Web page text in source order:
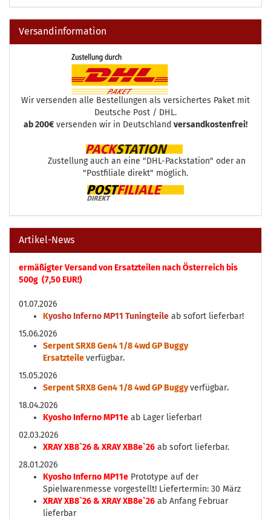
Versandinformation
Wir versenden alle Bestellungen als versichertes Paket mit
Deutsche Post / DHL.
ab 200€ versenden wir in Deutschland versandkostenfrei!
Zustellung auch an eine "DHL-Packstation" oder an
"Postfiliale direkt" möglich.
Artikel-News
ermäßigter Versand von Ersatzteilen nach Österreich bis
500g (7,50 EUR!)
01.07.2026
Kyosho Inferno MP11 Tuningteile ab sofort lieferbar!
15.06.2026
Serpent SRX8 Gen4 1/8 4wd GP Buggy
Ersatzteileverfügbar.
15.05.2026
Serpent SRX8 Gen4 1/8 4wd GP Buggyverfügbar.
18.04.2026
Kyosho Inferno MP11e ab Lager lieferbar!
02.03.2026
XRAY XB8`26 & XRAY XB8e`26 ab sofort lieferbar.
28.01.2026
Kyosho Inferno MP11e Prototype auf der
Spielwarenmesse vorgestellt! Liefertermin: 30 März
XRAY XB8`26 & XRAY XB8e`26 ab Anfang Februar
lieferbar